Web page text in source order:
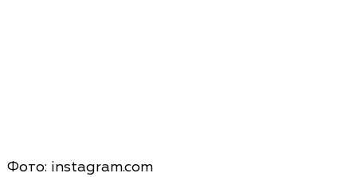
Фото: instagram.com